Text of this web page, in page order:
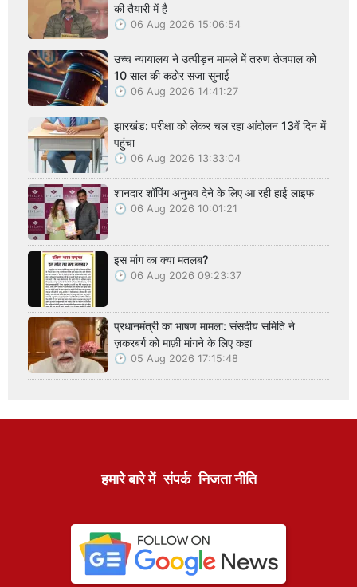
की तैयारी में है
06 Aug 2026 15:06:54
उच्च न्यायालय ने उत्पीड़न मामले में तरुण तेजपाल को
10 साल की कठोर सजा सुनाई
06 Aug 2026 14:41:27
झारखंड: परीक्षा को लेकर चल रहा आंदोलन 13वें दिन में
पहुंचा
06 Aug 2026 13:33:04
शानदार शॉपिंग अनुभव देने के लिए आ रही हाई लाइफ
06 Aug 2026 10:01:21
इस मांग का क्या मतलब?
06 Aug 2026 09:23:37
प्रधानमंत्री का भाषण मामला: संसदीय समिति ने
ज़करबर्ग को माफ़ी मांगने के लिए कहा
05 Aug 2026 17:15:48
हमारे बारे में संपर्क निजता नीति